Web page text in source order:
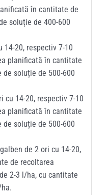
în cantitate de
soluție de 400-600
14-20, respectiv 7-10
planificată în cantitate
soluție de 500-600
cu 14-20, respectiv 7-10
planificată în cantitate
soluție de 500-600
de 2 ori cu 14-20,
de recoltarea
2-3 l/ha, cu cantitate